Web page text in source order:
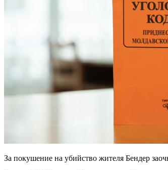
За покушение на убийство жителя Бендер